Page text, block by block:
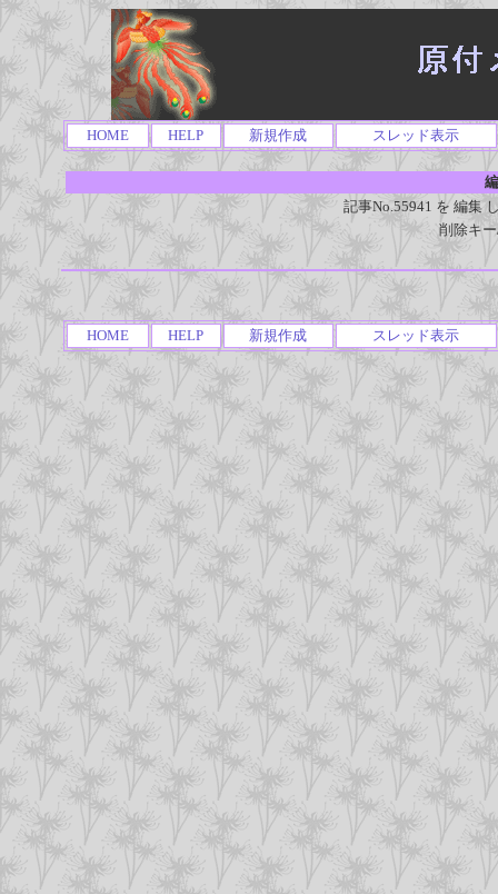
HOME HELP 新規作成 スレッド表示
記事No.55941 を 編集
削除キ
HOME HELP 新規作成 スレッド表示